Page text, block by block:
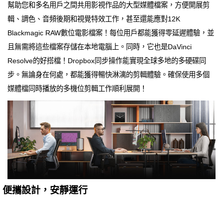
幫助您和多名用戶之間共用影視作品的大型媒體檔案，方便開展剪
輯、調色、音頻後期和視覺特效工作，甚至還能應對12K
Blackmagic RAW數位電影檔案！每位用戶都能獲得零延遲體驗，並
且無需將這些檔案存儲在本地電腦上。同時，它也是DaVinci
Resolve的好搭檔！Dropbox同步操作能實現全球多地的多硬碟同
步。無論身在何處，都能獲得暢快淋漓的剪輯體驗。確保使用多個
媒體檔同時播放的多機位剪輯工作順利展開！
便攜設計，安靜運行